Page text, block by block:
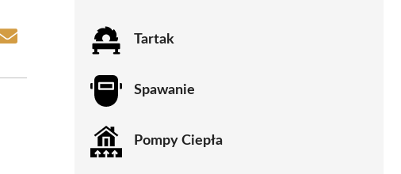
Share
Tartak
Spawanie
Pompy Ciepła